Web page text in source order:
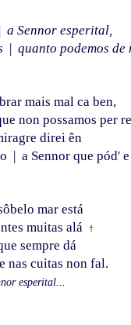
| a Sennor esperital,
| quanto podemos de
mais mal ca ben,
non possamos per
direi ên
| a Sennor que pód'
mar está
muitas alá †
sempre dá
nas cuitas non fal.
esperital...